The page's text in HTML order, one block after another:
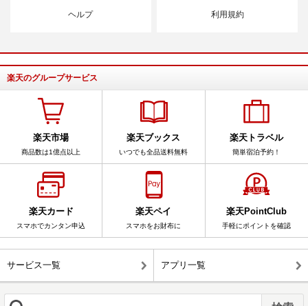
ヘルプ 利用規約
楽天のグループサービス
楽天市場
商品数は1億点以上
楽天ブックス
いつでも全品送料無料
楽天トラベル
簡単宿泊予約！
楽天カード
スマホでカンタン申込
楽天ペイ
スマホをお財布に
楽天PointClub
手軽にポイントを確認
サービス一覧 アプリ一覧